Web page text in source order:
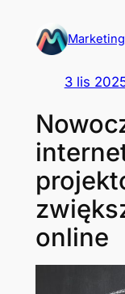
3 lis
online